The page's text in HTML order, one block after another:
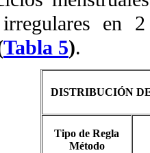
en
Tabla 5).
DISTRIBUCIÓN
Tipo de Regla
Método